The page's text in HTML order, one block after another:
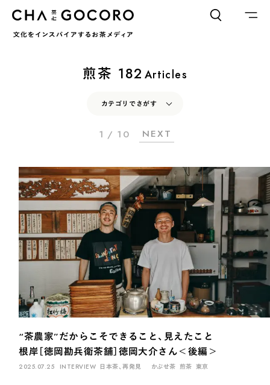
ワードでさがす
カテゴリでさがす
茶と器 茶と食 茶のつくり手たち Ocha SURU? Lab.
PAUSE & INSPIRE ファーストプレイスで、お茶を COLUMN
COLOURS BY CHAGOCORO
お茶でさがす
発酵茶 ほうじ茶 玄米茶
ブレンドティー 釜炒り茶 番茶 台湾茶 抹茶
烏龍茶
煎茶 182 Articles
カテゴリでさがす
CHAGOCORO TALK
茶のつくり手たち Ocha SURU? Lab.
PAUSE & INSPIRE ファーストプレイスで、お茶を
COLUMN COLOURS BY CHAGOCORO
1 / 10 NEXT
“茶農家”だからこそできること、見えたこと
根岸［徳岡勘兵衛茶舗］徳岡大介さん＜後編＞
2025.07.25 INTERVIEW 日本茶、再発見 かぶせ茶 煎茶 東京